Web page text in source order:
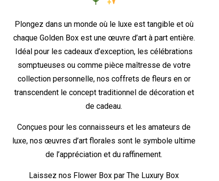
Plongez dans un monde où le luxe est tangible et où
chaque Golden Box est une œuvre d’art à part entière.
Idéal pour les cadeaux d’exception, les célébrations
somptueuses ou comme pièce maîtresse de votre
collection personnelle, nos coffrets de fleurs en or
transcendent le concept traditionnel de décoration et
de cadeau.
Conçues pour les connaisseurs et les amateurs de
luxe, nos œuvres d’art florales sont le symbole ultime
de l’appréciation et du raffinement.
Laissez nos Flower Box par The Luxury Box